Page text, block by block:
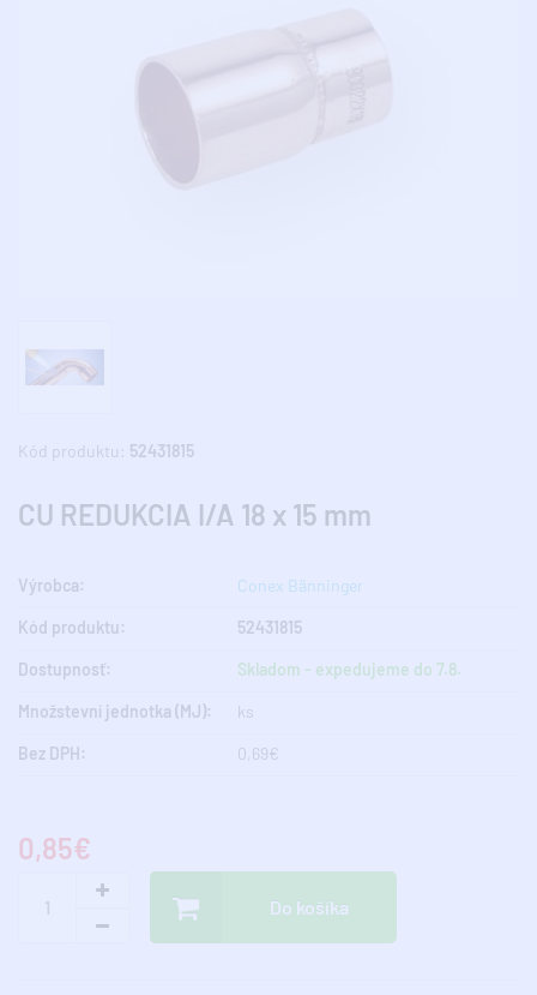
Kód produktu: 52431815
CU REDUKCIA I/A 18 x 15 mm
Výrobca: Conex Bänninger
Kód produktu: 52431815
Dostupnosť: Skladom - expedujeme do 7.8.
Množstevní jednotka (MJ): ks
Bez DPH: 0,69€
0,85€
Do košíka